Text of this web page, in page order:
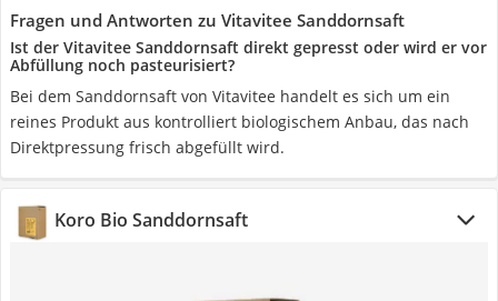
Fragen und Antworten zu Vitavitee Sanddornsaft
Ist der Vitavitee Sanddornsaft direkt gepresst oder wird er vor
Abfüllung noch pasteurisiert?
Bei dem Sanddornsaft von Vitavitee handelt es sich um ein
reines Produkt aus kontrolliert biologischem Anbau, das nach
Direktpressung frisch abgefüllt wird.
Koro Bio Sanddornsaft